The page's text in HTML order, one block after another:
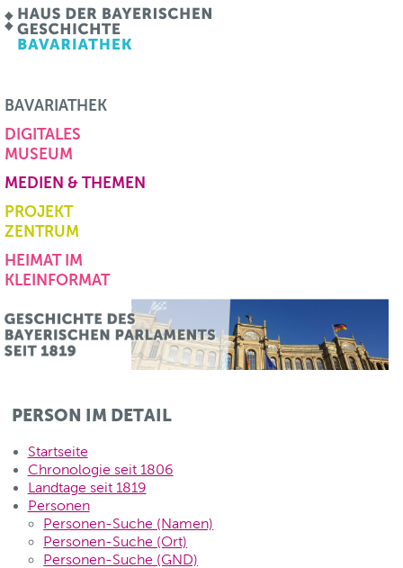
BAVARIATHEK
DIGITALES
MUSEUM
MEDIEN & THEMEN
PROJEKT
ZENTRUM
HEIMAT IM
KLEINFORMAT
PERSON IM DETAIL
Startseite
Chronologie seit 1806
Landtage seit 1819
Personen
Personen-Suche (Namen)
Personen-Suche (Ort)
Personen-Suche (GND)